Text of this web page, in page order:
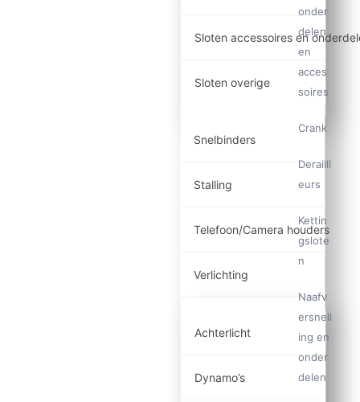
Sloten accessoires en
Sloten overige
Snelbinders
Stalling
Telefoon/Camera houders
Verlichting
Achterlicht
Dynamo’s
onder
delen
en
acces
soires
Crank
Derailll
eurs
Kettin
gslote
n
Naafv
ersnell
ing en
onder
delen